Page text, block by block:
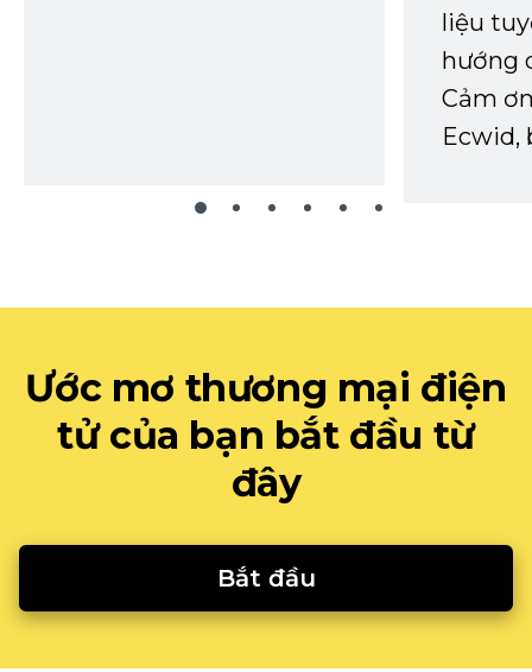
liệu
hướng
Cảm
Ecwid,
Ước mơ thương mại điện
tử của bạn bắt đầu từ
đây
Bắt đầu